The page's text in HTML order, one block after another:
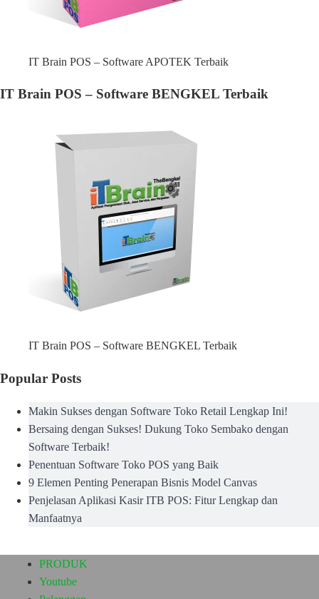
IT Brain POS – Software APOTEK Terbaik
IT Brain POS – Software BENGKEL Terbaik
IT Brain POS – Software BENGKEL Terbaik
Popular Posts
Makin Sukses dengan Software Toko Retail Lengkap Ini!
Bersaing dengan Sukses! Dukung Toko Sembako dengan
Software Terbaik!
Penentuan Software Toko POS yang Baik
9 Elemen Penting Penerapan Bisnis Model Canvas
Penjelasan Aplikasi Kasir ITB POS: Fitur Lengkap dan
Manfaatnya
PRODUK
Youtube